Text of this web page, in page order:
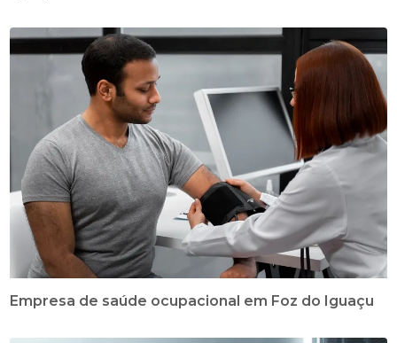
Empresa de saúde ocupacional em Foz do Iguaçu